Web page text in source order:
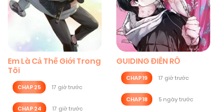
Em Là Cả Thế Giới Trong
Tôi
CHAP 25 17 giờ trước
CHAP 24 17 giờ trước
GUIDING ĐIÊN RỒ
CHAP 19 17 giờ trước
CHAP 18 5 ngày trước